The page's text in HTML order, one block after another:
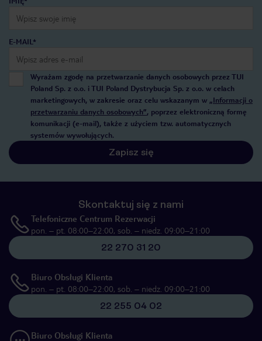
E-MAIL*
Wyrażam zgodę na przetwarzanie danych osobowych przez TUI
Poland Sp. z o.o. i TUI Poland Dystrybucja Sp. z o.o. w celach
marketingowych, w zakresie oraz celu wskazanym w „Informacji o
przetwarzaniu danych osobowych”, poprzez elektroniczną formę
komunikacji (e-mail), także z użyciem tzw. automatycznych
systemów wywołujących.
Zapisz się
Skontaktuj się z nami
Telefoniczne Centrum Rezerwacji
pon. – pt. 08:00–22:00, sob. – niedz. 09:00–21:00
22 270 31 20
Biuro Obsługi Klienta
pon. – pt. 08:00–22:00, sob. – niedz. 09:00–21:00
22 255 04 02
Biuro Obsługi Klienta